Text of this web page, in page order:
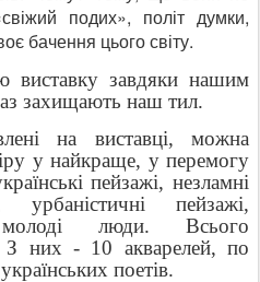
подих», політ думки,
бачення цього світу.
виставку завдяки нашим
захищають наш тил.
на виставці, можна
у найкраще, у перемогу
пейзажі, незламні
урбаністичні пейзажі,
люди. Всього
З них - 10 акварелей, по
поетів.